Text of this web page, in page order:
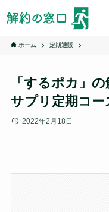
ホーム 定期通販
「するポカ」
サプリ定期コ
2022年2月18日